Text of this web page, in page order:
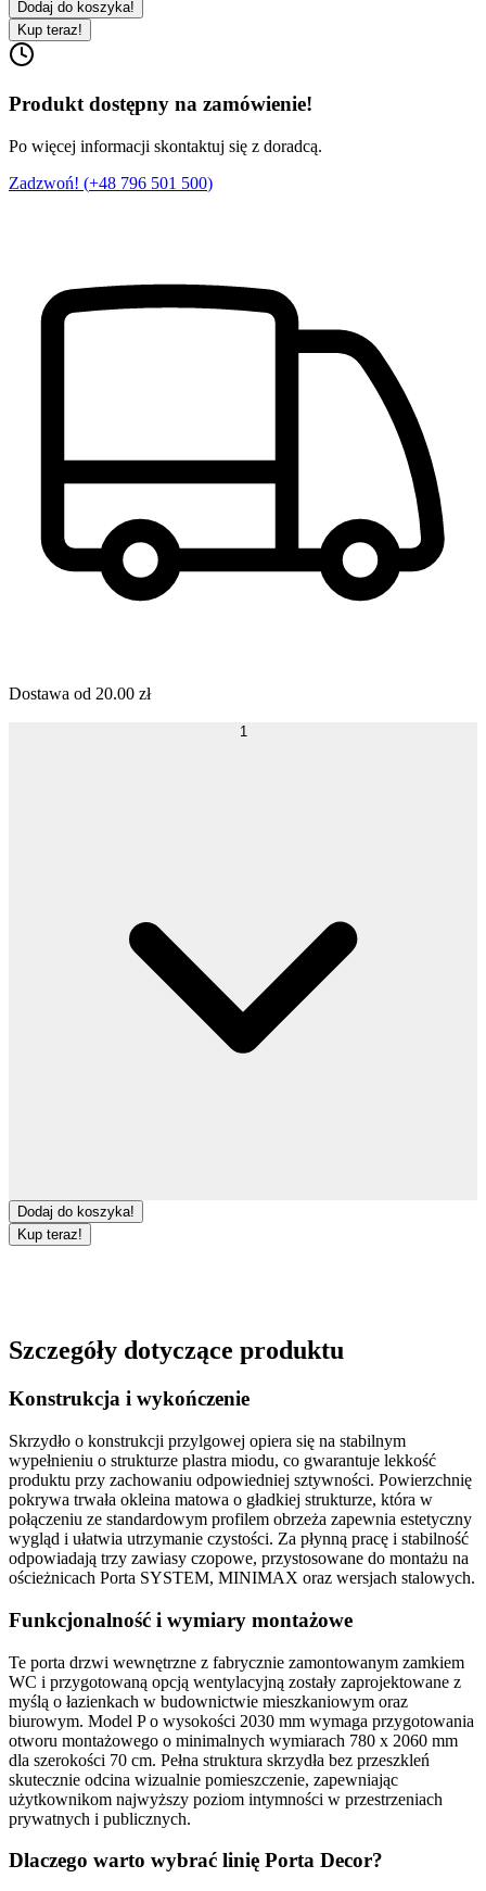
Dodaj do koszyka!
Kup teraz!
Produkt dostępny na zamówienie!
Po więcej informacji skontaktuj się z doradcą.
Zadzwoń! (+48 796 501 500)
Dostawa od 20.00 zł
1
Dodaj do koszyka!
Kup teraz!
Szczegóły dotyczące produktu
Konstrukcja i wykończenie
Skrzydło o konstrukcji przylgowej opiera się na stabilnym
wypełnieniu o strukturze plastra miodu, co gwarantuje lekkość
produktu przy zachowaniu odpowiedniej sztywności. Powierzchnię
pokrywa trwała okleina matowa o gładkiej strukturze, która w
połączeniu ze standardowym profilem obrzeża zapewnia estetyczny
wygląd i ułatwia utrzymanie czystości. Za płynną pracę i stabilność
odpowiadają trzy zawiasy czopowe, przystosowane do montażu na
ościeżnicach Porta SYSTEM, MINIMAX oraz wersjach stalowych.
Funkcjonalność i wymiary montażowe
Te porta drzwi wewnętrzne z fabrycznie zamontowanym zamkiem
WC i przygotowaną opcją wentylacyjną zostały zaprojektowane z
myślą o łazienkach w budownictwie mieszkaniowym oraz
biurowym. Model Po wysokości 2030 mm wymaga przygotowania
otworu montażowego o minimalnych wymiarach 780 x 2060 mm
dla szerokości 70 cm. Pełna struktura skrzydła bez przeszkleń
skutecznie odcina wizualnie pomieszczenie, zapewniając
użytkownikom najwyższy poziom intymności w przestrzeniach
prywatnych i publicznych.
Dlaczego warto wybrać linię Porta Decor?